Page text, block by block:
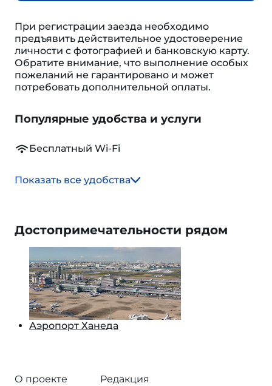
При регистрации заезда необходимо
предъявить действительное удостоверение
личности с фотографией и банковскую карту.
Обратите внимание, что выполнение особых
пожеланий не гарантировано и может
потребовать дополнительной оплаты.
Популярные удобства и услуги
Бесплатный Wi-Fi
Показать все удобства
Достопримечательности рядом
Аэропорт Ханеда
О проекте
Редакция